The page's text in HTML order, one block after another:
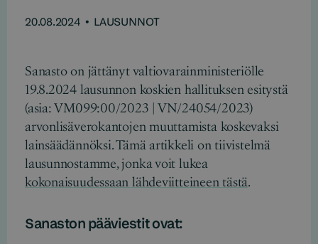
20.08.2024 • LAUSUNNOT
Sanasto on jättänyt valtiovarainministeriölle
19.8.2024 lausunnon koskien hallituksen esitystä
(asia: VM099:00/2023 | VN/24054/2023)
arvonlisäverokantojen muuttamista koskevaksi
lainsäädännöksi. Tämä artikkeli on tiivistelmä
lausunnostamme, jonka voit lukea
kokonaisuudessaan lähdeviitteineen tästä.
Sanaston pääviestit ovat: